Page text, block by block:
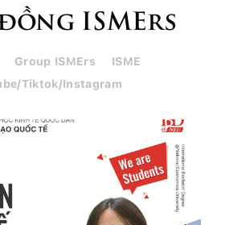
ISMErs
Group ISMErs
ISME
Tiktok/Instagram